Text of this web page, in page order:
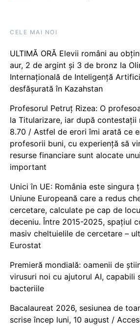
CELE MAI NOI
ULTIMĂ ORĂ Elevii români au
aur, 2 de argint și 3 de bronz la
Internațională de Inteligență
desfășurată în Kazahstan
Profesorul Petruț Rizea: O
la Titularizare, iar după contestații
8.70 / Astfel de erori îmi arată ce
profesorii buni, cu experiență să
resurse financiare sunt alocate
important
Unici în UE: România este singura
Uniune Europeană care a redus
cercetare, calculate pe cap de
deceniu. Între 2015-2025, spațiul
masiv cheltuielile de cercetare –
Eurostat
Premieră mondială: oamenii de
virusuri noi cu ajutorul AI, capabili
bacteriile
Bacalaureat 2026, sesiunea de
scrise încep luni, 10 august /